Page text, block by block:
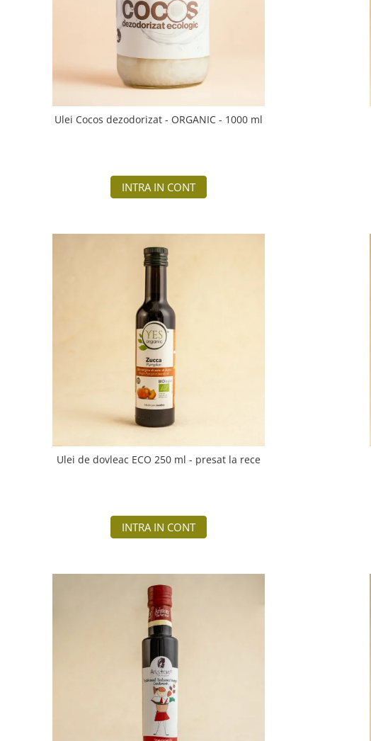
Ulei Cocos dezodorizat - ORGANIC - 1000 ml
INTRA IN CONT
Ulei de dovleac ECO 250 ml - presat la rece
INTRA IN CONT